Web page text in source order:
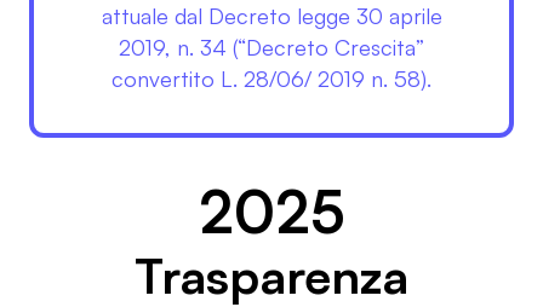
attuale dal Decreto legge 30 aprile
2019, n. 34 (“Decreto Crescita”
convertito L. 28/06/ 2019 n. 58).
2025
Trasparenza